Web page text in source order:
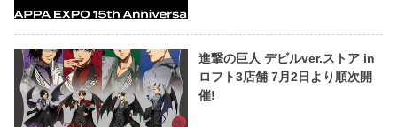
進撃の巨人 デビルver.ストア in
ロフト3店舗 7月2日より順次開
催!